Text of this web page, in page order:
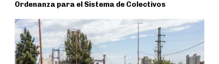
Ordenanza para el Sistema de Colectivos